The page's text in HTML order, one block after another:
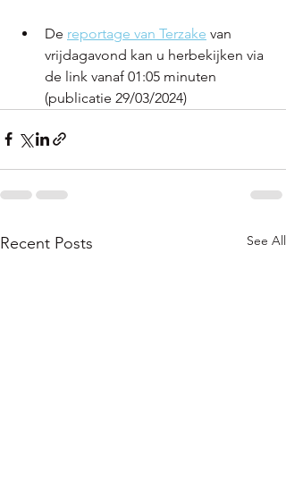
De reportage van Terzake van
vrijdagavond kan u herbekijken via
de link vanaf 01:05 minuten
(publicatie 29/03/2024)
Recent Posts See All